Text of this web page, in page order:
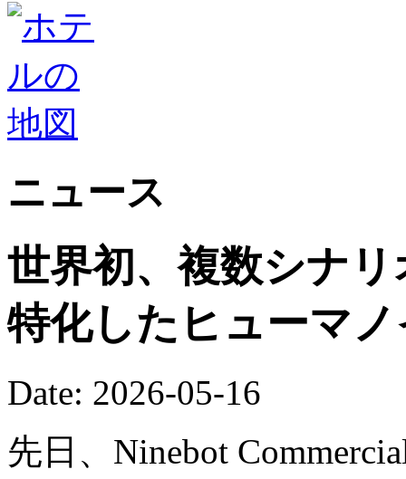
ニュース
世界初、複数シナ
特化したヒューマ
Date: 2026-05-16
先日、Ninebot